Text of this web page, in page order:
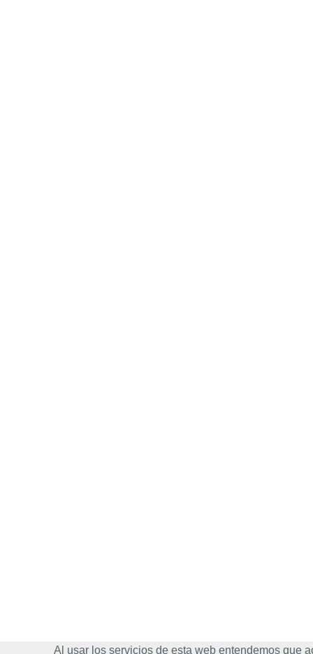
Al usar los servicios de esta web entendemos que